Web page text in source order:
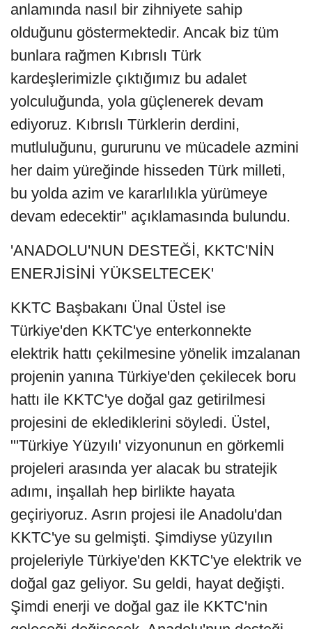
anlamında nasıl bir zihniyete sahip
olduğunu göstermektedir. Ancak biz tüm
bunlara rağmen Kıbrıslı Türk
kardeşlerimizle çıktığımız bu adalet
yolculuğunda, yola güçlenerek devam
ediyoruz. Kıbrıslı Türklerin derdini,
mutluluğunu, gururunu ve mücadele azmini
her daim yüreğinde hisseden Türk milleti,
bu yolda azim ve kararlılıkla yürümeye
devam edecektir" açıklamasında bulundu.
'ANADOLU'NUN DESTEĞİ, KKTC'NİN
ENERJİSİNİ YÜKSELTECEK'
KKTC Başbakanı Ünal Üstel ise
Türkiye'den KKTC'ye enterkonnekte
elektrik hattı çekilmesine yönelik imzalanan
projenin yanına Türkiye'den çekilecek boru
hattı ile KKTC'ye doğal gaz getirilmesi
projesini de eklediklerini söyledi. Üstel,
"'Türkiye Yüzyılı' vizyonunun en görkemli
projeleri arasında yer alacak bu stratejik
adımı, inşallah hep birlikte hayata
geçiriyoruz. Asrın projesi ile Anadolu'dan
KKTC'ye su gelmişti. Şimdiyse yüzyılın
projeleriyle Türkiye'den KKTC'ye elektrik ve
doğal gaz geliyor. Su geldi, hayat değişti.
Şimdi enerji ve doğal gaz ile KKTC'nin